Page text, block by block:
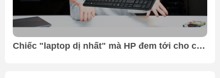
Chiếc "laptop dị nhất" mà HP đem tới cho các